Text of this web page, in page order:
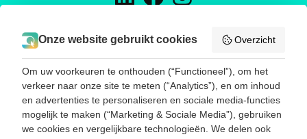
H&D TRADING
Energieweg 16
5145 NW Waalwijk
Telefoon:0031416785188
E-mail:info@hend-trading.com
KVK: 60393173
BTW: NL001786385B67
Onze website gebruikt cookies Overzicht
Om uw voorkeuren te onthouden (“Functioneel”), om het
verkeer naar onze site te meten (“Analytics”), en om inhoud
en advertenties te personaliseren en sociale media-functies
mogelijk te maken (“Marketing & Sociale Media”), gebruiken
we cookies en vergelijkbare technologieën. We delen ook